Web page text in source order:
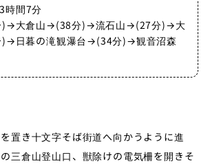
時間7分
)→大倉山→(38分)→流石山→(27分)→大
日暮の滝観瀑台→(34分)→観音沼森
置き十文字そば街道へ向かうように進
三倉山登山口、獣除けの電気柵を開きそ